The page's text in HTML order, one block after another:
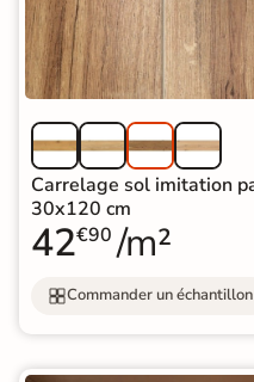
Carrelage sol imitation
30x120 cm
42€90 /m²
Commander un échantillon